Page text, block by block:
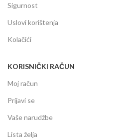
Sigurnost
Uslovi korištenja
Kolačići
KORISNIČKI RAČUN
Moj račun
Prijavi se
Vaše narudžbe
Lista želja